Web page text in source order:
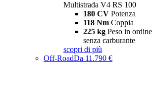
Multistrada V4 RS 100
180 CV Potenza
118 Nm Coppia
225 kg Peso in ordine
senza carburante
scopri di più
Off-RoadDa 11.790 €